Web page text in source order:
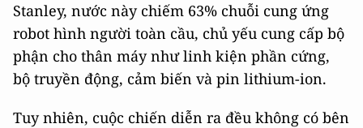
Stanley, nước này chiếm 63% chuỗi cung ứng
robot hình người toàn cầu, chủ yếu cung cấp bộ
phận cho thân máy như linh kiện phần cứng,
bộ truyền động, cảm biến và pin lithium-ion.
Tuy nhiên, cuộc chiến diễn ra đều không có bên